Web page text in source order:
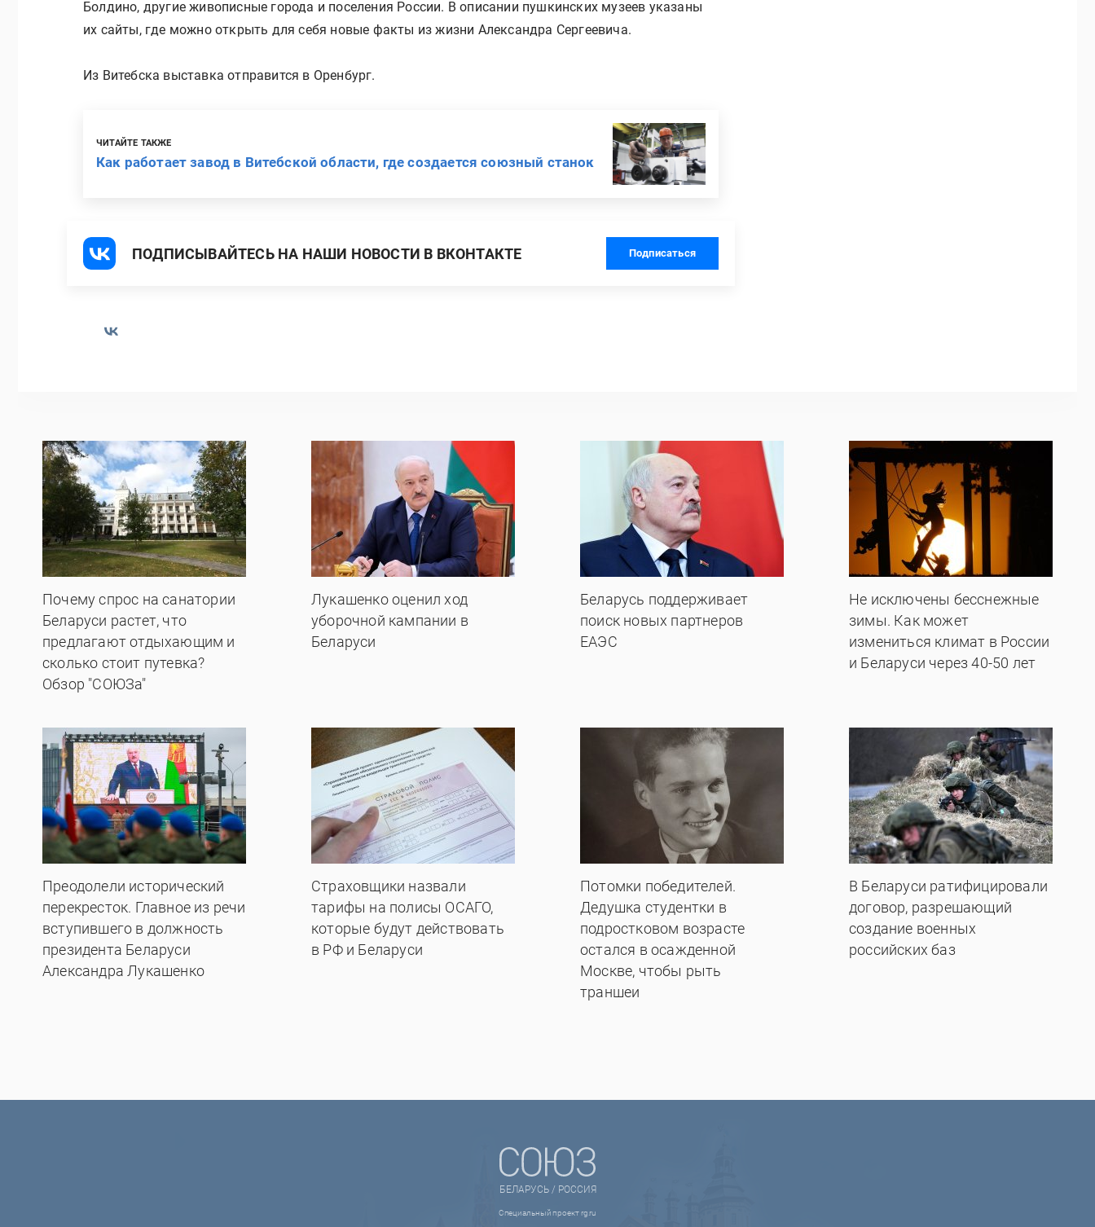
Болдино, другие живописные города и поселения России. В описании пушкинских музеев указаны
их сайты, где можно открыть для себя новые факты из жизни Александра Сергеевича.
Из Витебска выставка отправится в Оренбург.
ЧИТАЙТЕ ТАКЖЕ
Как работает завод в Витебской области, где создается союзный станок
ПОДПИСЫВАЙТЕСЬ НА НАШИ НОВОСТИ В ВКОНТАКТЕ Подписаться
Почему спрос на санатории
Беларуси растет, что
предлагают отдыхающим и
сколько стоит путевка?
Обзор "СОЮЗа"
Лукашенко оценил ход
уборочной кампании в
Беларуси
Беларусь поддерживает
поиск новых партнеров
ЕАЭС
Не исключены бесснежные
зимы. Как может
измениться климат в России
и Беларуси через 40-50 лет
Преодолели исторический
перекресток. Главное из речи
вступившего в должность
президента Беларуси
Александра Лукашенко
Страховщики назвали
тарифы на полисы ОСАГО,
которые будут действовать
в РФ и Беларуси
Потомки победителей.
Дедушка студентки в
подростковом возрасте
остался в осажденной
Москве, чтобы рыть
траншеи
В Беларуси ратифицировали
договор, разрешающий
создание военных
российских баз
БЕЛАРУСЬ / РОССИЯ
Специальный проект rg.ru